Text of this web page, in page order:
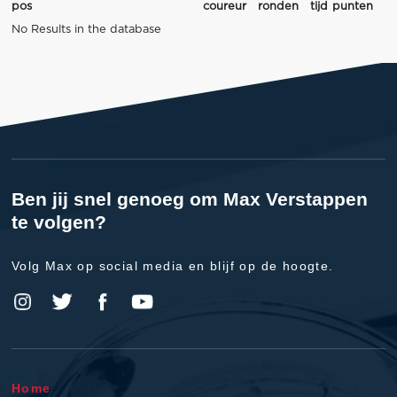
pos coureur ronden tijd
punten
No Results in the database
Ben jij snel genoeg om Max Verstappen
te volgen?
Volg Max op social media en blijf op de hoogte.
Home